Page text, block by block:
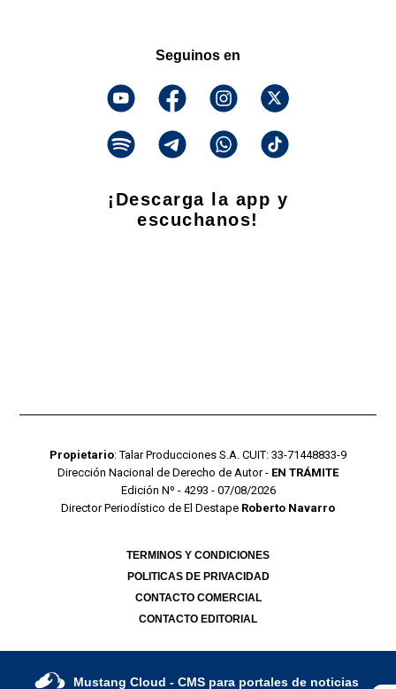
Seguinos en
¡Descarga la app y
escuchanos!
Propietario: Talar Producciones S.A. CUIT: 33-71448833-9
Dirección Nacional de Derecho de Autor - EN TRÁMITE
Edición Nº - 4293 - 07/08/2026
Director Periodístico de El Destape Roberto Navarro
TERMINOS Y CONDICIONES
POLITICAS DE PRIVACIDAD
CONTACTO COMERCIAL
CONTACTO EDITORIAL
Mustang Cloud - CMS para portales de noticias